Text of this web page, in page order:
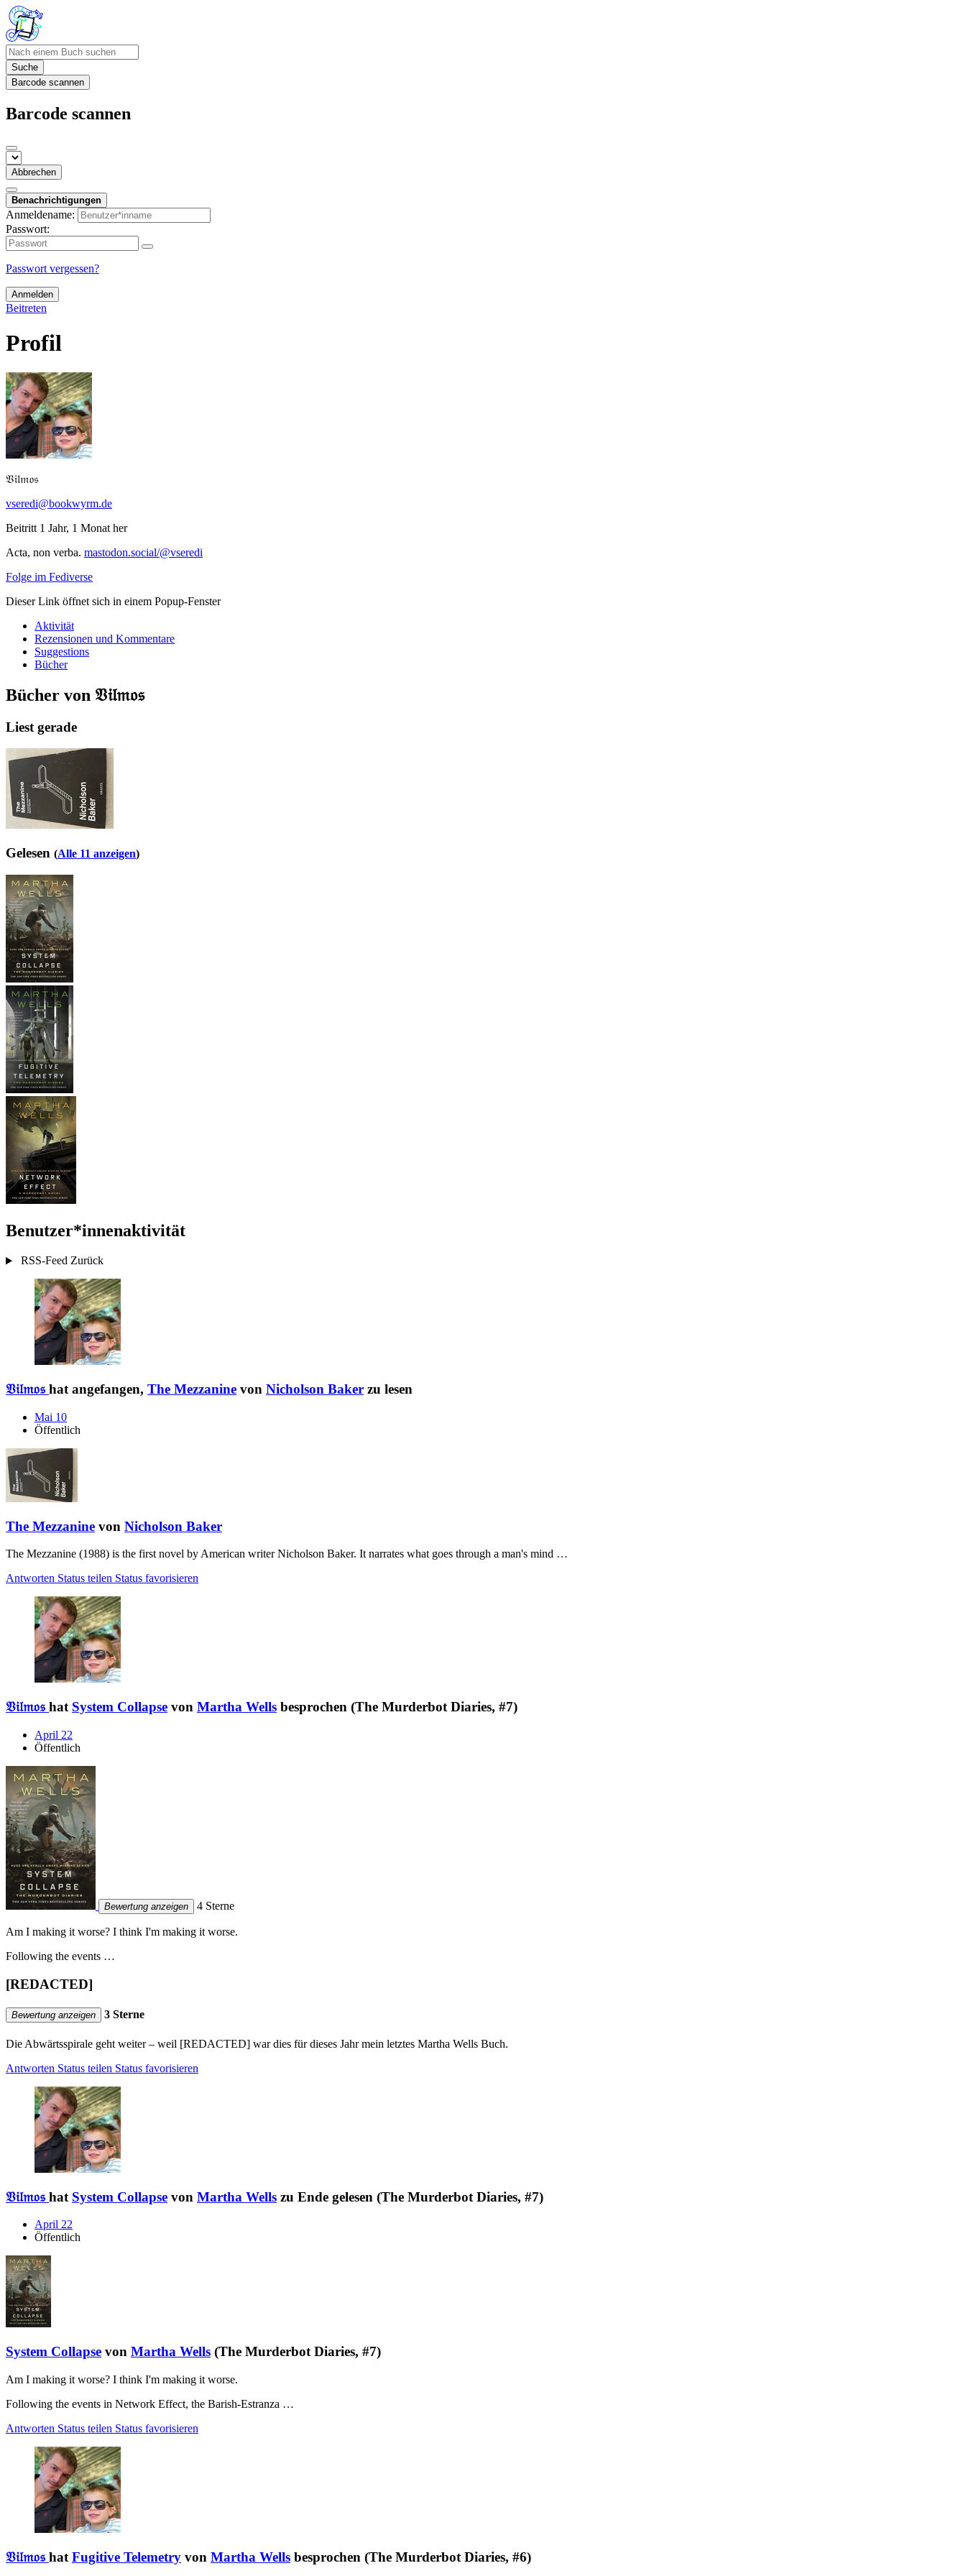
Suche
Barcode scannen
Barcode scannen
Abbrechen
Benachrichtigungen
Anmeldename:
Passwort:
Passwort vergessen?
Anmelden
Beitreten
Profil
𝔙𝔦𝔩𝔪𝔬𝔰
vseredi@bookwyrm.de
Beitritt 1 Jahr, 1 Monat her
Acta, non verba. mastodon.social/@vseredi
Folge im Fediverse
Dieser Link öffnet sich in einem Popup-Fenster
Aktivität
Rezensionen und Kommentare
Suggestions
Bücher
Bücher von 𝔙𝔦𝔩𝔪𝔬𝔰
Liest gerade
Gelesen (Alle 11 anzeigen)
Benutzer*innenaktivität
RSS-Feed Zurück
𝔙𝔦𝔩𝔪𝔬𝔰 hat angefangen, The Mezzanine von Nicholson Baker zu lesen
Mai 10
Öffentlich
The Mezzanine von Nicholson Baker
The Mezzanine (1988) is the first novel by American writer Nicholson Baker. It narrates what goes through a man's mind …
Antworten Status teilen Status favorisieren
𝔙𝔦𝔩𝔪𝔬𝔰 hat System Collapse von Martha Wells besprochen (The Murderbot Diaries, #7)
April 22
Öffentlich
Bewertung anzeigen 4 Sterne
Am I making it worse? I think I'm making it worse.
Following the events …
[REDACTED]
Bewertung anzeigen 3 Sterne
Die Abwärtsspirale geht weiter – weil [REDACTED] war dies für dieses Jahr mein letztes Martha Wells Buch.
Antworten Status teilen Status favorisieren
𝔙𝔦𝔩𝔪𝔬𝔰 hat System Collapse von Martha Wells zu Ende gelesen (The Murderbot Diaries, #7)
April 22
Öffentlich
System Collapse von Martha Wells (The Murderbot Diaries, #7)
Am I making it worse? I think I'm making it worse.
Following the events in Network Effect, the Barish-Estranza …
Antworten Status teilen Status favorisieren
𝔙𝔦𝔩𝔪𝔬𝔰 hat Fugitive Telemetry von Martha Wells besprochen (The Murderbot Diaries, #6)